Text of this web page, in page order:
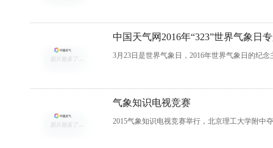
中国天气网2016年“323”世界气象日
3月23日是世界气象日，2016年世界气象日的纪
气象知识电视竞赛
2015气象知识电视竞赛举行，北京理工大学附中